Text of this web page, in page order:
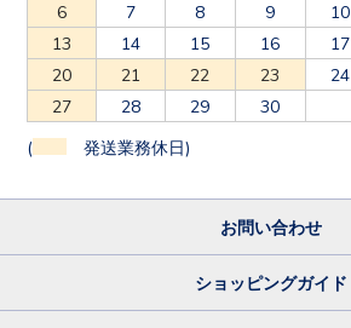
6
7 8 9 10
13
14 15 16 17
20
21 22 23 24
27
28 29 30
( 発送業務休日)
お問い合わせ
ショッピングガイド